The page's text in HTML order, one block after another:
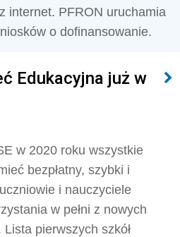
internet. PFRON uruchamia
o dofinansowanie.
Edukacyjna już w
w 2020 roku wszystkie
bezpłatny, szybki i
i nauczyciele
w pełni z nowych
pierwszych szkół